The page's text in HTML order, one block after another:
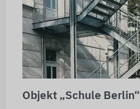
Objekt „Schule Berlin“